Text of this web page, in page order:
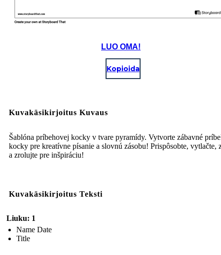
LUO OMA!
Kopioida
Kuvakäsikirjoitus Kuvaus
Šablóna príbehovej kocky v tvare pyramídy. Vytvorte zábavné
kocky pre kreatívne písanie a slovnú zásobu! Prispôsobte, vytlačte,
a zrolujte pre inšpiráciu!
Kuvakäsikirjoitus Teksti
Liuku: 1
Name Date
Title